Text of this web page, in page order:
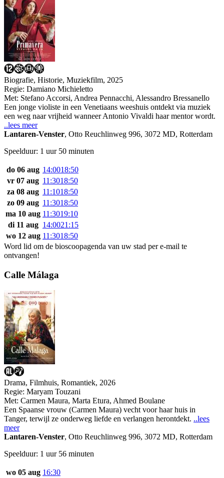
Biografie, Historie, Muziekfilm, 2025
Regie: Damiano Michieletto
Met: Stefano Accorsi, Andrea Pennacchi, Alessandro Bressanello
Een jonge violiste in een Venetiaans weeshuis ontdekt via muziek
een weg naar vrijheid wanneer Antonio Vivaldi haar mentor wordt.
..lees meer
Lantaren-Venster, Otto Reuchlinweg 996, 3072 MD, Rotterdam
Speelduur: 1 uur 50 minuten
do 06 aug 14:0018:50
vr 07 aug 11:3018:50
za 08 aug 11:1018:50
zo 09 aug 11:3018:50
ma 10 aug 11:3019:10
di 11 aug 14:0021:15
wo 12 aug 11:3018:50
Word lid om de bioscoopagenda van uw stad per e-mail te
ontvangen!
Calle Málaga
Drama, Filmhuis, Romantiek, 2026
Regie: Maryam Touzani
Met: Carmen Maura, Marta Etura, Ahmed Boulane
Een Spaanse vrouw (Carmen Maura) vecht voor haar huis in
Tanger, terwijl ze onderweg liefde en verlangen herontdekt. ..lees
meer
Lantaren-Venster, Otto Reuchlinweg 996, 3072 MD, Rotterdam
Speelduur: 1 uur 56 minuten
wo 05 aug 16:30